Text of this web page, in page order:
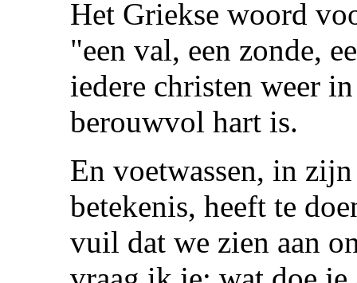
Het Griekse woord
"een val, een zonde,
iedere christen weer
berouwvol hart is.
En voetwassen, in
betekenis, heeft te
vuil dat we zien aan